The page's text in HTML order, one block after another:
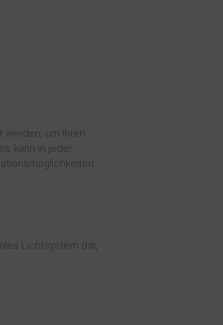
werden, um Ihren
kann in jeder
Lichtsystem dar,